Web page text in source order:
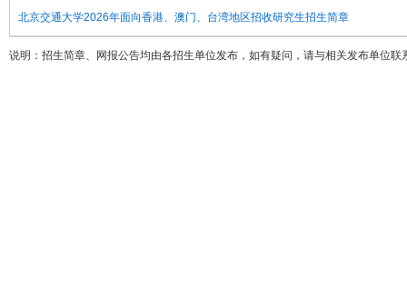
北京交通大学2026年面向香港、澳门、台湾地区招收研究生招生简章
说明：招生简章、网报公告均由各招生单位发布，如有疑问，请与相关发布单位